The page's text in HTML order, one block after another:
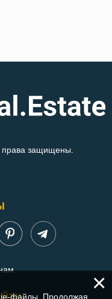
права защищены.
×
файлы. Продолжая